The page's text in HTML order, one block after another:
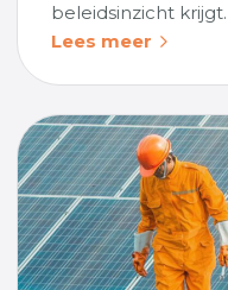
beleidsinzicht krijgt.
Lees meer